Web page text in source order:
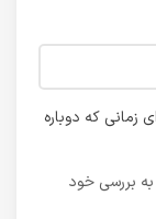
زمانی که دوباره
بررسی خود